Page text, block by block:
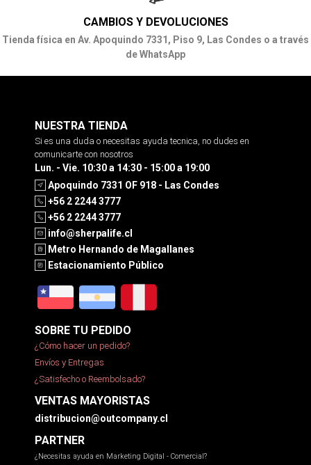
CAMBIOS Y DEVOLUCIONES
Tienda física en Av. Apoquindo 7331, Piso 9, Las Condes o a través
de WhatsApp
NUESTRA TIENDA
Si es una duda o necesitas ayuda tecnica, no dudes en
comunicarte con nosotros
Lun. - Vie. 10:30 a 14:30 - 15:00 a 19:00
Apoquindo 7331 OF 918 - Las Condes
+56 2 2244 3777
+56 2 2244 3777
info@sherpalife.cl
Metro Hernando de Magallanes
Estacionamiento Público
SOBRE TU PEDIDO
¿Cómo hacer un pedido?
Envíos y Entregas
¿Satisfecho o Reembolsado?
VENTAS MAYORISTAS
distribucion@outcompany.cl
PARTNER
¿Necesitas ayuda en Marketing Digital - Comercial?